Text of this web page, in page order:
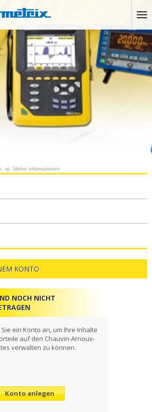
Meine Informationen
KONTO
NOCH NICHT
Sie ein Konto an, um Ihre Inhalte
auf den Chauvin-Arnoux-
verwalten zu können.
Konto anlegen